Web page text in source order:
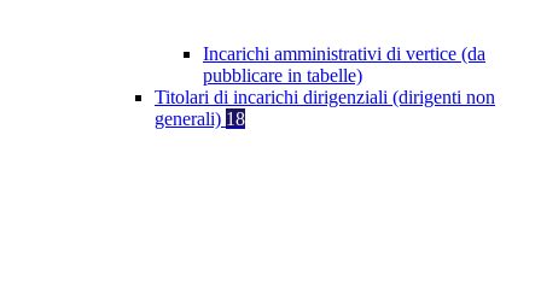
Incarichi amministrativi di vertice (da
pubblicare in tabelle)
Titolari di incarichi dirigenziali (dirigenti non
generali) 18